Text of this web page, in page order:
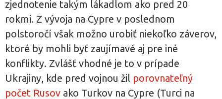
zjednotenie takým lákadlom ako pred 20
rokmi. Z vývoja na Cypre v poslednom
polstoročí však možno urobiť niekoľko záverov,
ktoré by mohli byť zaujímavé aj pre iné
konflikty. Zvlášť vhodné je to v prípade
Ukrajiny, kde pred vojnou žil porovnateľný
počet Rusov ako Turkov na Cypre (Turci na